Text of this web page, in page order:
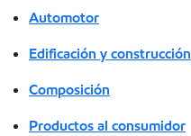
Automotor
Edificación y construcción
Composición
Productos al consumidor